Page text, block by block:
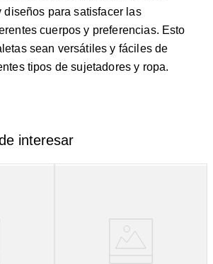
diseños para satisfacer las
cuerpos y preferencias. Esto
sean versátiles y fáciles de
tipos de sujetadores y ropa.
interesar